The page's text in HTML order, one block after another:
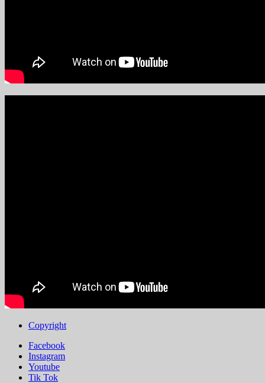
Copyright
Facebook
Instagram
Youtube
Tik Tok